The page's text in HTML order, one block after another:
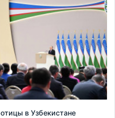
в Узбекистане